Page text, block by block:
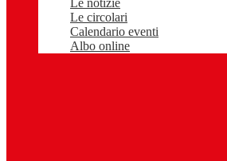
Le notizie
Le circolari
Calendario eventi
Albo online